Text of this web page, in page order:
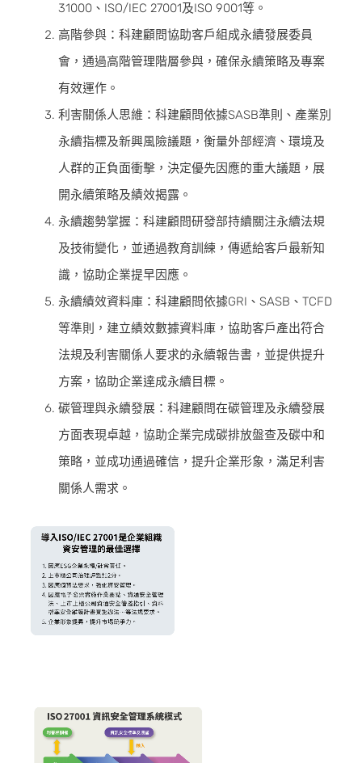
31000、ISO/IEC 27001及ISO 9001等。
高階參與：科建顧問協助客戶組成永續發展委員
會，通過高階管理階層參與，確保永續策略及專案
有效運作。
利害關係人思維：科建顧問依據SASB準則、產業別
永續指標及新興風險議題，衡量外部經濟、環境及
人群的正負面衝擊，決定優先因應的重大議題，展
開永續策略及績效揭露。
永續趨勢掌握：科建顧問研發部持續關注永續法規
及技術變化，並通過教育訓練，傳遞給客戶最新知
識，協助企業提早因應。
永續績效資料庫：科建顧問依據GRI、SASB、TCFD
等準則，建立績效數據資料庫，協助客戶產出符合
法規及利害關係人要求的永續報告書，並提供提升
方案，協助企業達成永續目標。
碳管理與永續發展：科建顧問在碳管理及永續發展
方面表現卓越，協助企業完成碳排放盤查及碳中和
策略，並成功通過確信，提升企業形象，滿足利害
關係人需求。